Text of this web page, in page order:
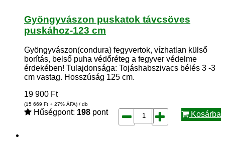
Gyöngyvászon puskatok távcsöves
puskához-123 cm
Gyöngyvászon(condura) fegyvertok, vízhatlan külső
borítás, belső puha védőréteg a fegyver védelme
érdekében! Tulajdonsága: Tojáshabszivacs bélés 3 -3
cm vastag. Hosszúság 125 cm.
19 900 Ft
(15 669 Ft + 27% ÁFA) / db
Hűségpont: 198 pont Kosárba